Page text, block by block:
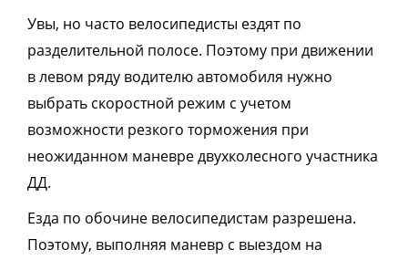
Увы, но часто велосипедисты ездятпо
разделительной полосе. Поэтому при движении
в левом ряду водителю автомобиля нужно
выбрать скоростной режим с учетом
возможности резкого торможения при
неожиданном маневре двухколесного участника
ДД.
Езда по обочине велосипедистам разрешена.
Поэтому, выполняя маневр с выездом на